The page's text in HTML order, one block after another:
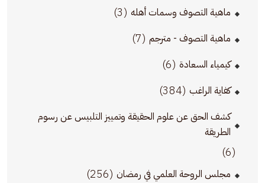
ماهية التصوف وسمات أهله (3)
ماهية التصوف - مترجم (7)
كيمياء السعادة (6)
كفاية الراغب (384)
كشف الحق عن علوم الحقيقة وتمييز التلبيس عن رسوم
الطريقة
(6)
مجلس الروحة العلمي في رمضان (256)